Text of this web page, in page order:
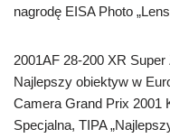
nagrodę EISA Photo
2001AF 28-200 XR
Najlepszy obiektyw w
Camera Grand Prix 2001
Specjalna, TIPA